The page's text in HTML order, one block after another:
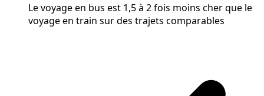
Le voyage en bus est 1,5 à 2 fois moins cher que le
voyage en train sur des trajets comparables